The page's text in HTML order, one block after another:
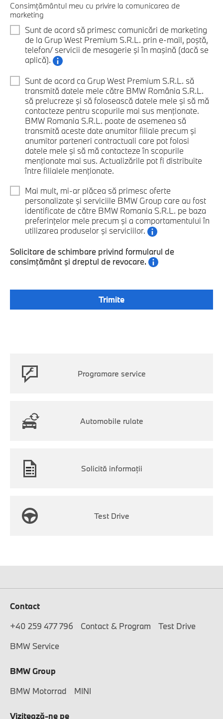
Consimțământul meu cu privire la comunicarea de
marketing
Sunt de acord să primesc comunicări de marketing
de la Grup West Premium S.R.L. prin e-mail, poştă,
telefon/ servicii de mesagerie şi în maşină (dacă se
aplică).
Sunt de acord ca Grup West Premium S.R.L. să
transmită datele mele către BMW România S.R.L.
să prelucreze şi să folosească datele mele şi să mă
contacteze pentru scopurile mai sus menţionate.
BMW Romania S.R.L. poate de asemenea să
transmită aceste date anumitor filiale precum şi
anumitor parteneri contractuali care pot folosi
datele mele şi să mă contacteze în scopurile
menţionate mai sus. Actualizările pot fi distribuite
între filialele menţionate.
Mai mult, mi-ar plăcea să primesc oferte
personalizate şi serviciile BMW Group care au fost
identificate de către BMW Romania S.R.L. pe baza
preferinţelor mele precum şi a comportamentului în
utilizarea produselor şi serviciilor.
Solicitare de schimbare privind formularul de
consimţământ şi dreptul de revocare.
Programare service
Automobile rulate
Solicită informaţii
Test Drive
Contact
+40 259 477 796
Contact & Program
Test Drive
BMW Service
BMW Group
BMW Motorrad
MINI
Vizitează-ne pe